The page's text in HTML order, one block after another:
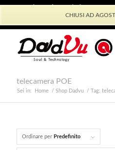
CHIUSI AD
telecamera POE
Sei in: Home / Shop Dadvu / Tag:
Ordinare per Predefinito